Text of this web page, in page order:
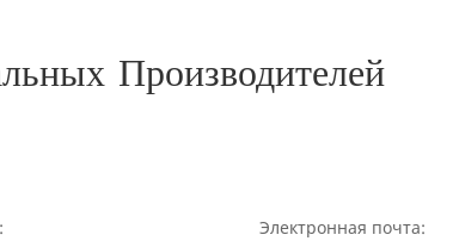
Производителей
Электронная почта: